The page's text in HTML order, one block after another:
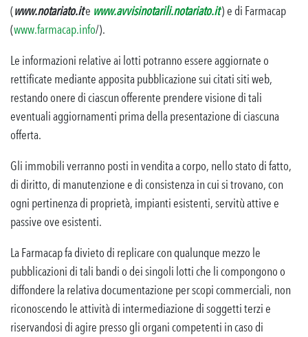
(www.notariato.ite www.avvisinotarili.notariato.it) e di Farmacap
(www.farmacap.info/).
Le informazioni relative ai lotti potranno essere aggiornate o
rettificate mediante apposita pubblicazione sui citati siti web,
restando onere di ciascun offerente prendere visione di tali
eventuali aggiornamenti prima della presentazione di ciascuna
offerta.
Gli immobili verranno posti in vendita a corpo, nello stato di fatto,
di diritto, di manutenzione e di consistenza in cui si trovano, con
ogni pertinenza di proprietà, impianti esistenti, servitù attive e
passive ove esistenti.
La Farmacap fa divieto di replicare con qualunque mezzo le
pubblicazioni di tali bandi o dei singoli lotti che li compongono o
diffondere la relativa documentazione per scopi commerciali, non
riconoscendo le attività di intermediazione di soggetti terzi e
riservandosi di agire presso gli organi competenti in caso di